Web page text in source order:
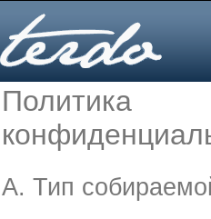
Политика
A. Тип